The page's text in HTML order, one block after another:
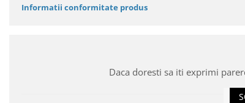
Informatii conformitate produs
Daca doresti sa iti exprimi